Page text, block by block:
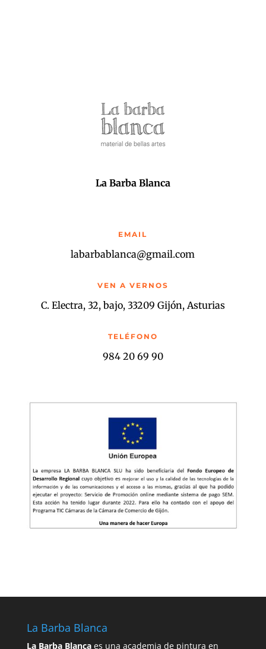
La Barba Blanca
EMAIL
labarbablanca@gmail.com
VEN A VERNOS
C. Electra, 32, bajo, 33209 Gijón, Asturias
TELÉFONO
984 20 69 90
La Barba Blanca
La Barba Blancaes una academia de pintura en